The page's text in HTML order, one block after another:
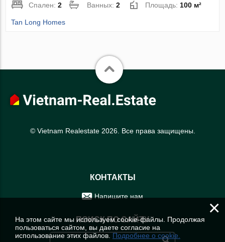
Спален:2 Ванных:2 Площадь: 100 м²
Tan Long Homes
© Vietnam Realestate 2026. Все права защищены.
КОНТАКТЫ
Напишите нам
ПОИСК ПО САЙТУ
×
На этом сайте мы используем cookie-файлы. Продолжая
пользоваться сайтом, вы даете согласие на
использование этих файлов. Подробнее о cookie.